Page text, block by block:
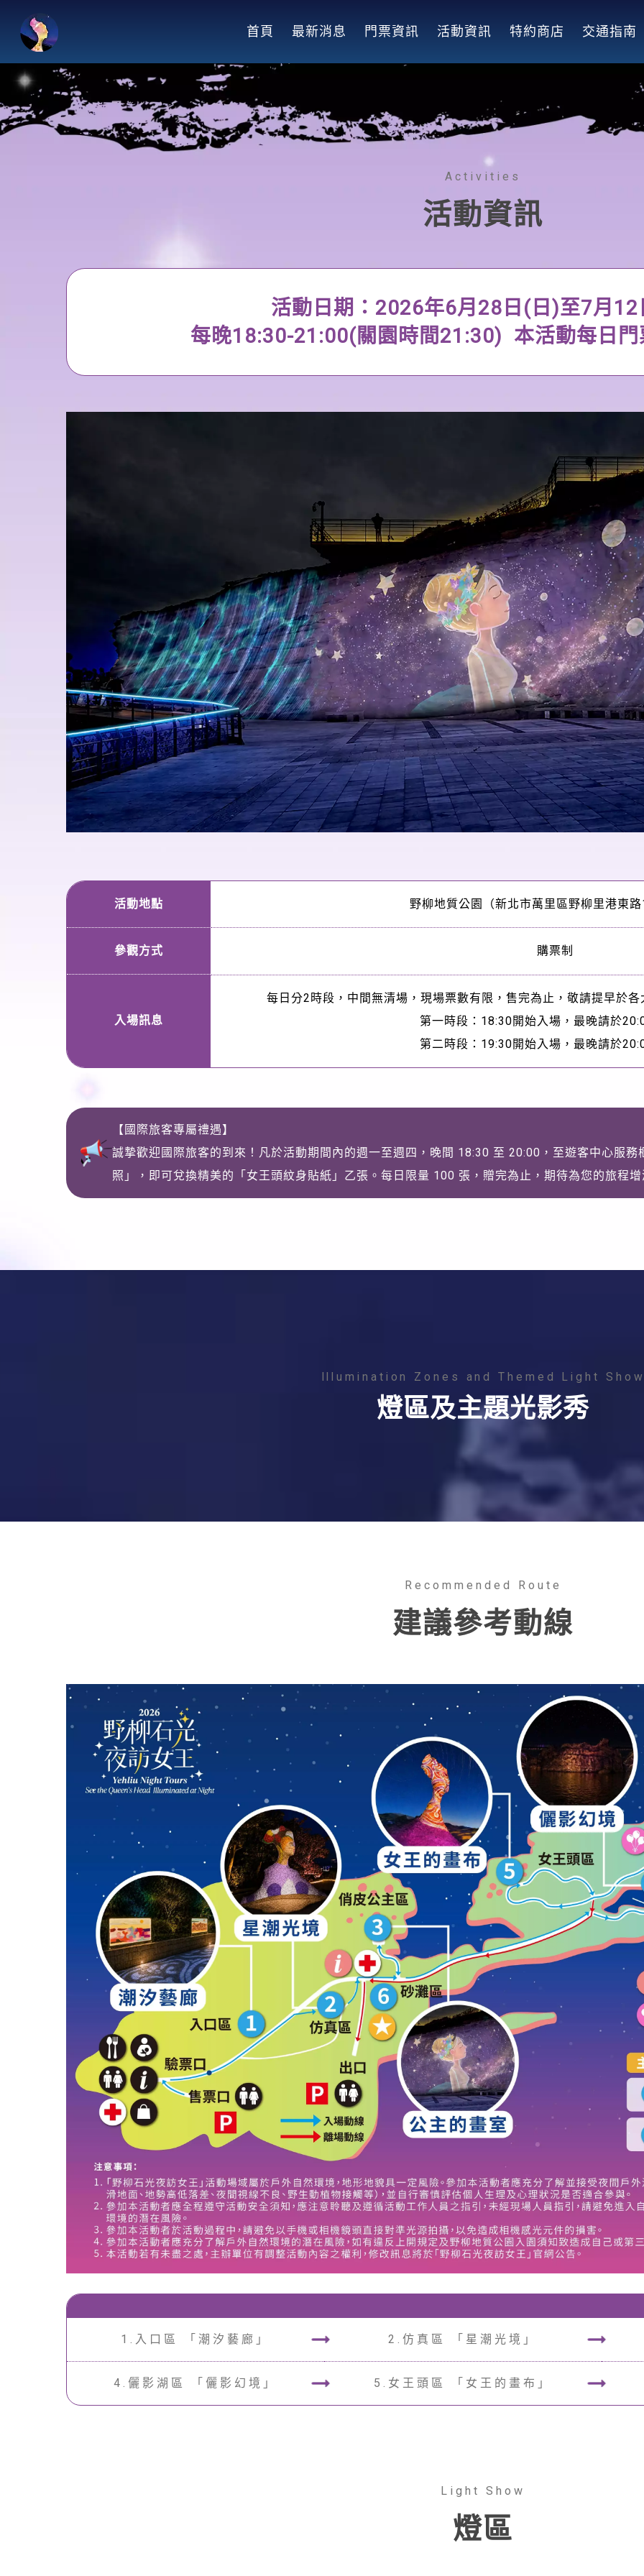
要
容
首頁 最新消息 門票資訊 活動資訊 特約商店 交通指南
Activities
活動資訊
活動日期：2026年6月28日(日)至7月
每晚18:30-21:00(關園時間21:30) 本活動每日
活動地點 野柳地質公園（新北市萬里區野柳里港東
參觀方式 購票制
入場訊息
每日分2時段，中間無清場，現場票數有限，售完為止，敬請提早於
第一時段：18:30開始入場，最晚請於
第二時段：19:30開始入場，最晚請於
【國際旅客專屬禮遇】
誠摯歡迎國際旅客的到來！凡於活動期間內的週一至週四，晚間 18:30 至 20:00，至遊客中心服
照」，即可兌換精美的「女王頭紋身貼紙」乙張。每日限量 100 張，贈完為止，期待為您的旅程
Illumination Zones and Themed Light
燈區及主題光影秀
Recommended Route
建議參考動線
1.入口區 「潮汐藝廊」 2.仿真區 「星潮光境」
4.儷影湖區 「儷影幻境」 5.女王頭區 「女王的畫布」
Light Show
燈區